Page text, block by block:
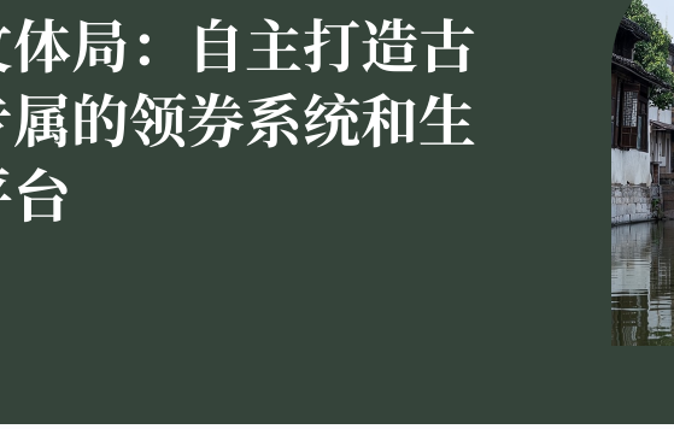
局： 自主打造古
的领券系统和生